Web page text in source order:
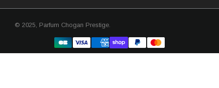
© 2025, Parfum Chogan Prestige.